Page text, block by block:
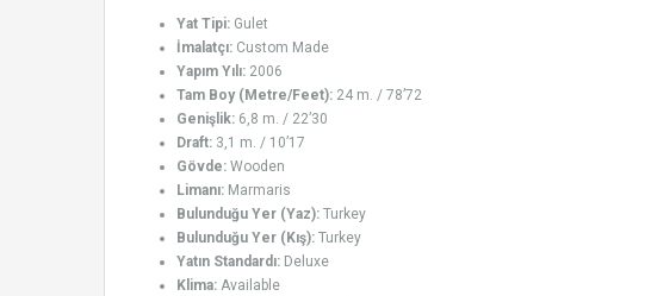
Yat Tipi: Gulet
İmalatçı: Custom Made
Yapım Yılı: 2006
Tam Boy (Metre/Feet): 24 m. / 78’72
Genişlik: 6,8 m. / 22’30
Draft: 3,1 m. / 10’17
Gövde: Wooden
Limanı: Marmaris
Bulunduğu Yer (Yaz): Turkey
Bulunduğu Yer (Kış): Turkey
Yatın Standardı: Deluxe
Klima: Available